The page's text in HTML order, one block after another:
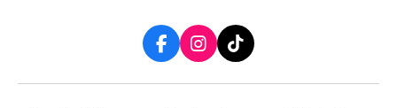
F
a
c
I
n
s
T
i
k